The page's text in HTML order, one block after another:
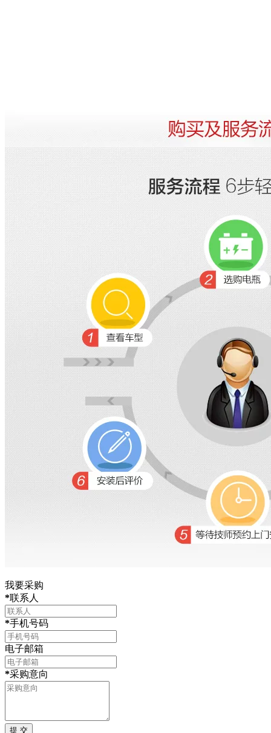
我要采购
*联系人
*手机号码
电子邮箱
*采购意向